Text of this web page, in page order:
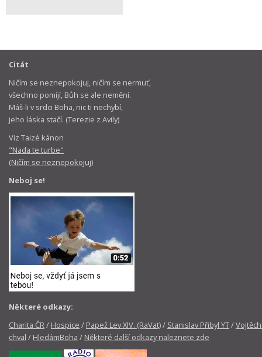
Citát
Ničím se neznepokojuj, ničím se nermuť,
všechno pomíjí, Bůh se ale nemění.
Máš-li v srdci Boha, nic ti nechybí,
jeho láska stačí. (Terezie z Avily)
Viz Taizé kánon
"Nada te turbe"
(Ničím se neznepokojuj)
Neboj se!
Některé odkazy:
Charita ČR / Hospice / Papež Lev XIV. (RaVat)/ Stanislav Přibyl YT/
chval / HledámBoha / Některé další odkazy naleznete zde